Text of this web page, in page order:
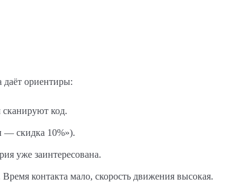
даёт ориентиры:
код.
— скидка 10%»).
уже заинтересована.
контакта мало, скорость движения высокая.